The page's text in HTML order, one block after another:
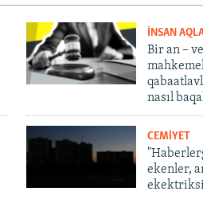
İNSAN
Bir an –
nasıl
CEMİYET
ekenler,